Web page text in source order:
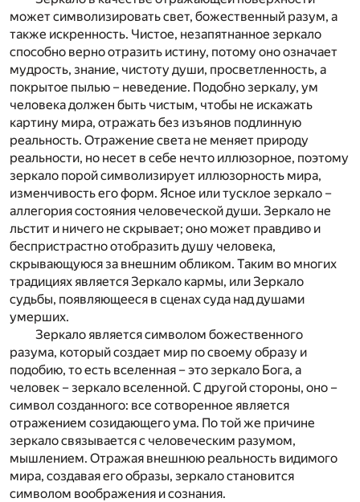
может символизировать свет, божественный разум, а
также искренность. Чистое, незапятнанное зеркало
способно верно отразить истину, потому оно означает
мудрость, знание, чистоту души, просветленность, а
покрытое пылью – неведение. Подобно зеркалу, ум
человека должен быть чистым, чтобы не искажать
картину мира, отражать без изъянов подлинную
реальность. Отражение света не меняет природу
реальности, но несет в себе нечто иллюзорное, поэтому
зеркало порой символизирует иллюзорность мира,
изменчивость его форм. Ясное или тусклое зеркало –
аллегория состояния человеческой души. Зеркало не
льстит и ничего не скрывает; оно может правдиво и
беспристрастно отобразить душу человека,
скрывающуюся за внешним обликом. Таким во многих
традициях является Зеркало кармы, или Зеркало
судьбы, появляющееся в сценах суда над душами
умерших.
Зеркало является символом божественного
разума, который создает мир по своему образу и
подобию, то есть вселенная – это зеркало Бога, а
человек – зеркало вселенной. С другой стороны, оно –
символ созданного: все сотворенное является
отражением созидающего ума. По той же причине
зеркало связывается с человеческим разумом,
мышлением. Отражая внешнюю реальность видимого
мира, создавая его образы, зеркало становится
символом воображения и сознания.